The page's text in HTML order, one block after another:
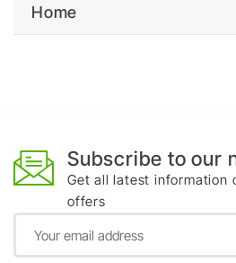
Home
Subscribe to our
Get all latest information
offers